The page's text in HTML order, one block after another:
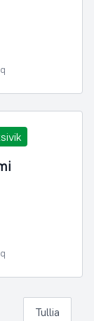
Tullia